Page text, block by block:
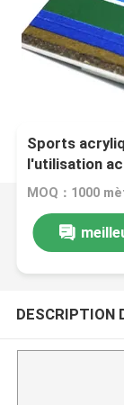
Sports
l'utilisation
DESCRIPTION